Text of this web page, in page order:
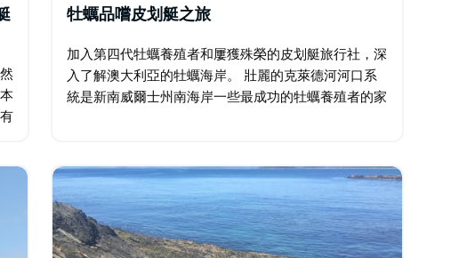
牡蠣品嚐皮划艇之旅
加入第四代牡蠣養殖者和屢獲殊榮的皮划艇旅行社，深
入了解澳大利亞的牡蠣海岸。 壯麗的克萊德河河口系
統是新南威爾士州南海岸一些最成功的牡蠣養殖者的家